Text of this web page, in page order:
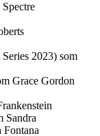
2023) som
Grace Gordon
Sandra
Fontana